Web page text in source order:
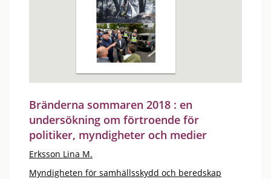
Bränderna sommaren 2018 : en
undersökning om förtroende för
politiker, myndigheter och medier
Erksson Lina M.
Myndigheten för samhällsskydd och beredskap